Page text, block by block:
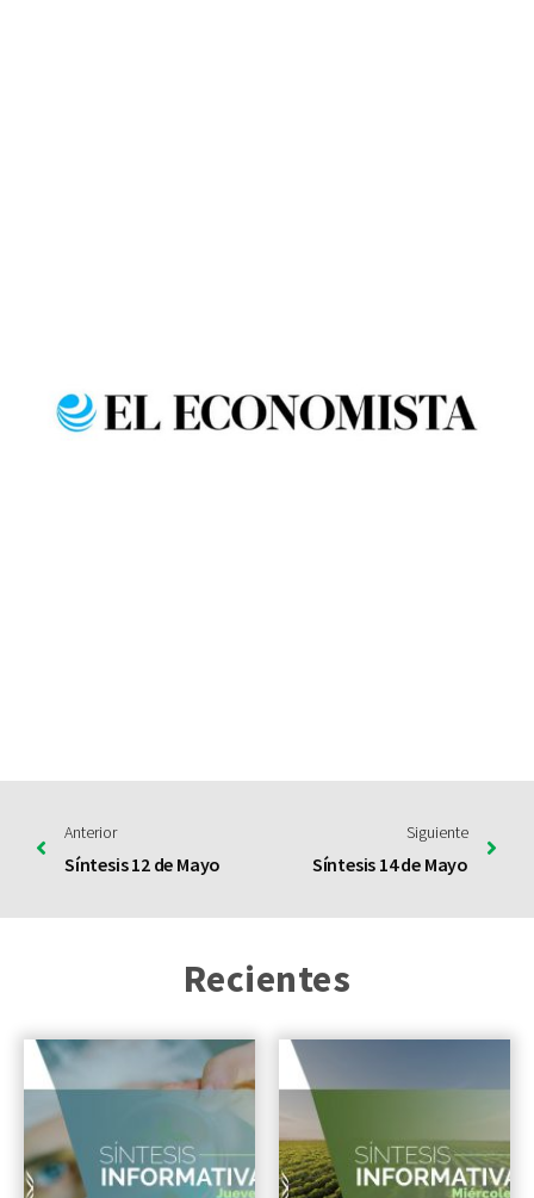
Anterior
Síntesis 12 de Mayo
Siguiente
Síntesis 14 de Mayo
Recientes